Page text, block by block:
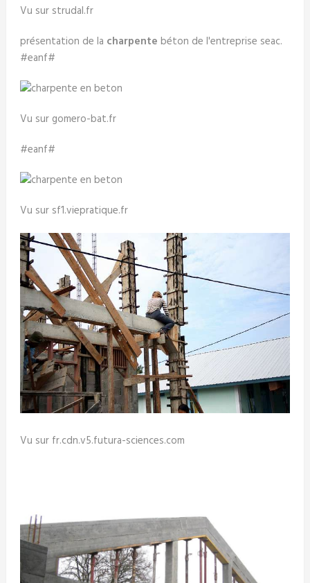
Vu sur strudal.fr
présentation de la charpente béton de l'entreprise seac.
#eanf#
Vu sur gomero-bat.fr
#eanf#
Vu sur sf1.viepratique.fr
Vu sur fr.cdn.v5.futura-sciences.com